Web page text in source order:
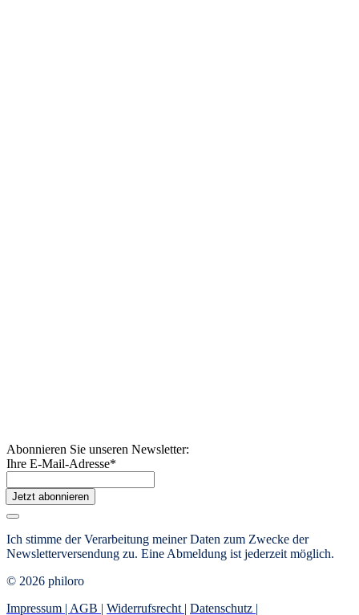
Abonnieren Sie unseren Newsletter:
Ihre E-Mail-Adresse*
Jetzt abonnieren
Ich stimme der Verarbeitung meiner Daten zum Zwecke der
Newsletterversendung zu. Eine Abmeldung ist jederzeit möglich.
© 2026 philoro
Impressum | AGB | Widerrufsrecht | Datenschutz |